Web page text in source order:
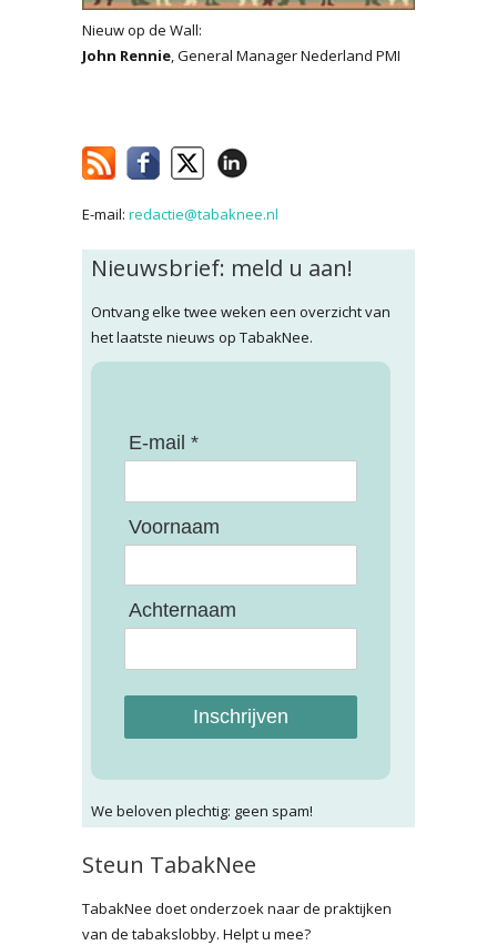
Nieuw op de Wall:
John Rennie, General Manager Nederland PMI
E-mail: redactie@tabaknee.nl
Nieuwsbrief: meld u aan!
Ontvang elke twee weken een overzicht van
het laatste nieuws op TabakNee.
E-mail *
Voornaam
Achternaam
Inschrijven
We beloven plechtig: geen spam!
Steun TabakNee
TabakNee doet onderzoek naar de praktijken
van de tabakslobby. Helpt u mee?